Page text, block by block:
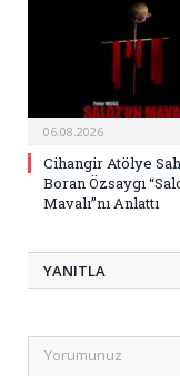
06.08.2026
Cihangir Atölye
Boran Özsaygı
Mavalı”nı Anlattı
YANITLA